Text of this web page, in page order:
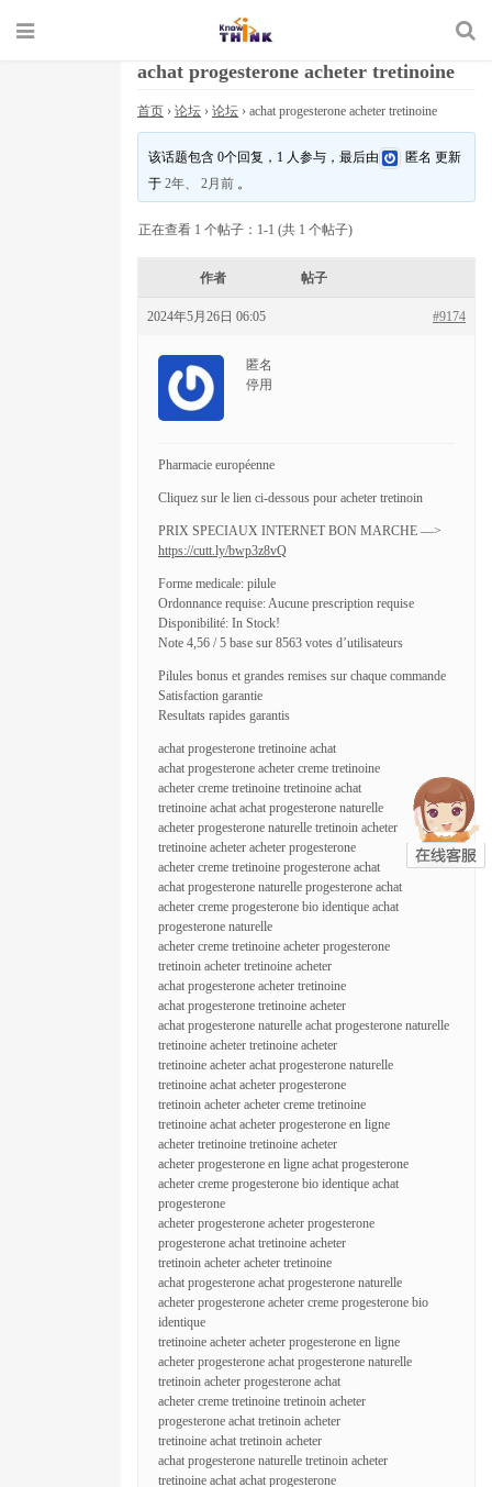
achat progesterone acheter tretinoine
首页 › 论坛 › 论坛 › achat progesterone acheter tretinoine
该话题包含 0个回复，1 人参与，最后由 匿名 更新
于2年、 2月前 。
正在查看 1 个帖子：1-1 (共 1 个帖子)
作者 帖子
2024年5月26日 06:05 #9174
匿名
停用
Pharmacie européenne
Cliquez sur le lien ci-dessous pour acheter tretinoin
PRIX SPECIAUX INTERNET BON MARCHE —>
https://cutt.ly/bwp3z8vQ
Forme medicale: pilule
Ordonnance requise: Aucune prescription requise
Disponibilité: In Stock!
Note 4,56 / 5 base sur 8563 votes d’utilisateurs
Pilules bonus et grandes remises sur chaque commande
Satisfaction garantie
Resultats rapides garantis
achat progesterone tretinoine achat
achat progesterone acheter creme tretinoine
acheter creme tretinoine tretinoine achat
tretinoine achat achat progesterone naturelle
acheter progesterone naturelle tretinoin acheter
tretinoine acheter acheter progesterone
acheter creme tretinoine progesterone achat
achat progesterone naturelle progesterone achat
acheter creme progesterone bio identique achat
progesterone naturelle
acheter creme tretinoine acheter progesterone
tretinoin acheter tretinoine acheter
achat progesterone acheter tretinoine
achat progesterone tretinoine acheter
achat progesterone naturelle achat progesterone naturelle
tretinoine acheter tretinoine acheter
tretinoine acheter achat progesterone naturelle
tretinoine achat acheter progesterone
tretinoin acheter acheter creme tretinoine
tretinoine achat acheter progesterone en ligne
acheter tretinoine tretinoine acheter
acheter progesterone en ligne achat progesterone
acheter creme progesterone bio identique achat
progesterone
acheter progesterone acheter progesterone
progesterone achat tretinoine acheter
tretinoin acheter acheter tretinoine
achat progesterone achat progesterone naturelle
acheter progesterone acheter creme progesterone bio
identique
tretinoine acheter acheter progesterone en ligne
acheter progesterone achat progesterone naturelle
tretinoin acheter progesterone achat
acheter creme tretinoine tretinoin acheter
progesterone achat tretinoin acheter
tretinoine achat tretinoin acheter
achat progesterone naturelle tretinoin acheter
tretinoine achat achat progesterone